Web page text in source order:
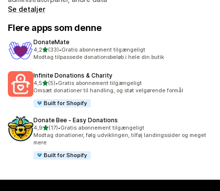
Se detaljer
Flere apps som denne
DonateMate
4,2ud af 5 stjerner
(33)
33 anmeldelser i alt
•Gratis abonnement tilgængeligt
Modtag tilpassede donationsbeløb i hele din butik
Infinite Donations & Charity
4,5ud af 5 stjerner
(5)
5 anmeldelser i alt
•Gratis abonnement tilgængeligt
Omsæt donationer til handling, og støt velgørende formål
Built for Shopify
Donate Bee ‑ Easy Donations
4,9ud af 5 stjerner
(17)
17 anmeldelser i alt
•Gratis abonnement tilgængeligt
Modtag donationer, følg udviklingen, tilføj landingssider og meget
mere
Built for Shopify